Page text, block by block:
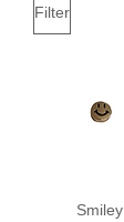
Filter
Smiley